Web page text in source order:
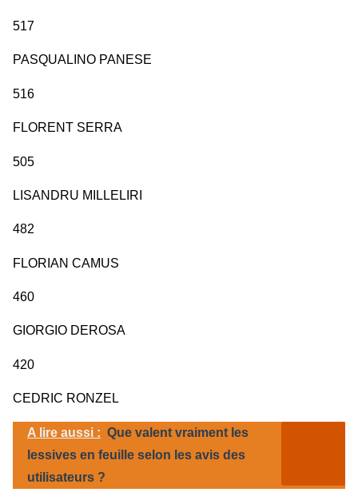
517
PASQUALINO PANESE
516
FLORENT SERRA
505
LISANDRU MILLELIRI
482
FLORIAN CAMUS
460
GIORGIO DEROSA
420
CEDRIC RONZEL
A lire aussi : Que valent vraiment les
lessives en feuille selon les avis des
utilisateurs ?